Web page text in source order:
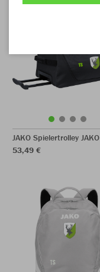
JAKO Spielertrolley JAKO
53,49 €